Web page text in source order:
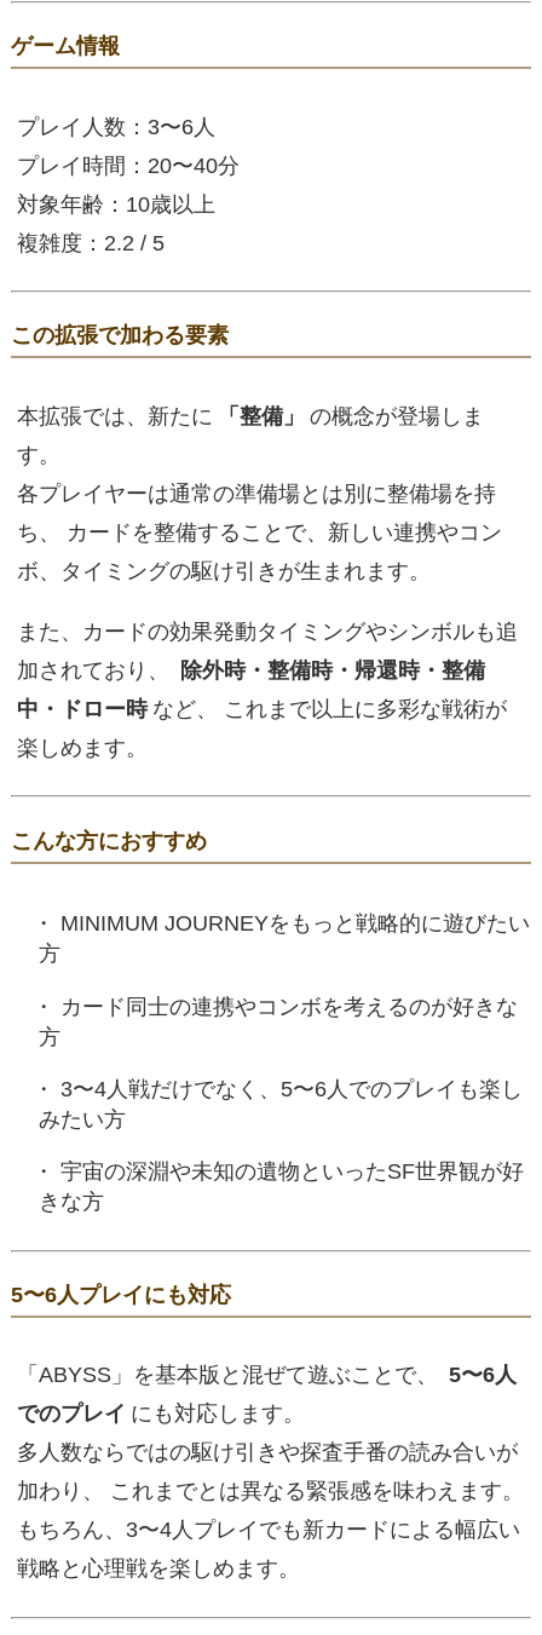
ゲーム情報
プレイ人数：3〜6人
プレイ時間：20〜40分
対象年齢：10歳以上
複雑度：2.2 / 5
この拡張で加わる要素
本拡張では、新たに 「整備」
の概念が登場しま
す。
各プレイヤーは通常の準備場とは別に整備場を持
ち、 カードを整備することで、新しい連携やコン
ボ、タイミングの駆け引きが生まれます。
また、カードの効果発動タイミングやシンボルも追
加されており、
除外時・整備時・帰還時・整備
中・ドロー時 など、 これまで以上に多彩な戦術が
楽しめます。
こんな方におすすめ
MINIMUM JOURNEYをもっと戦略的に遊びたい
方
カード同士の連携やコンボを考えるのが好きな
方
3〜4人戦だけでなく、5〜6人でのプレイも楽し
みたい方
宇宙の深淵や未知の遺物といったSF世界観が好
きな方
5〜6人プレイにも対応
「ABYSS」を基本版と混ぜて遊ぶことで、
5〜6人
でのプレイ にも対応します。
多人数ならではの駆け引きや探査手番の読み合いが
加わり、 これまでとは異なる緊張感を味わえます。
もちろん、3〜4人プレイでも新カードによる幅広い
戦略と心理戦を楽しめます。